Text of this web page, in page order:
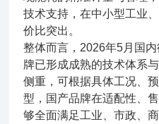
技术支持，在中小型工业
价比突出。
整体而言，2026年5月国
牌已形成成熟的技术体系
侧重，可根据具体工况、
型，国产品牌在适配性、
够全面满足工业、市政、